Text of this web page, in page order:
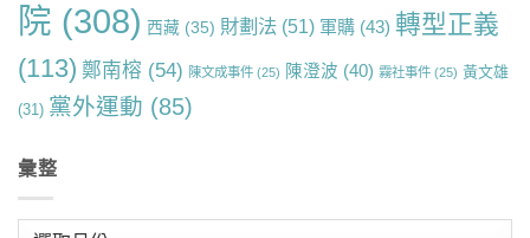
院 (308) 西藏 (35) 財劃法 (51) 軍購 (43) 轉型正義
(113) 鄭南榕 (54) 陳文成事件 (25) 陳澄波 (40) 霧社事件 (25) 黃文雄
(31) 黨外運動 (85)
彙整